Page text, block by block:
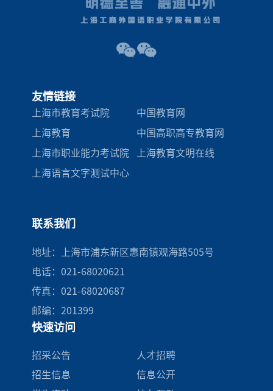
友情链接
上海市教育考试院 中国教育网
上海教育 中国高职高专教育网
上海市职业能力考试院 上海教育文明在线
上海语言文字测试中心
联系我们
地址：上海市浦东新区惠南镇观海路505号
电话：021-68020621
传真：021-68020687
邮编：201399
快速访问
招采公告
人才招聘
招生信息
信息公开